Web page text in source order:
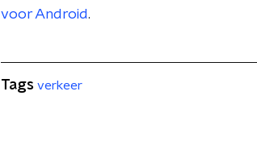
voor Android.
Tags verkeer